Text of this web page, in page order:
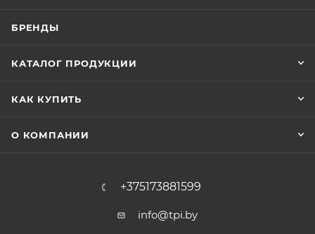
БРЕНДЫ
КАТАЛОГ ПРОДУКЦИИ
КАК КУПИТЬ
О КОМПАНИИ
+375173881599
info@tpi.by